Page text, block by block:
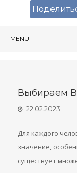
MENU
Выбираем
22.02.2023
Для каждого
значение,
существует